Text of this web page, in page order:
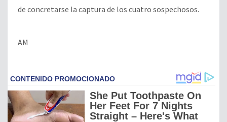
de concretarse la captura de los cuatro sospechosos.
AM